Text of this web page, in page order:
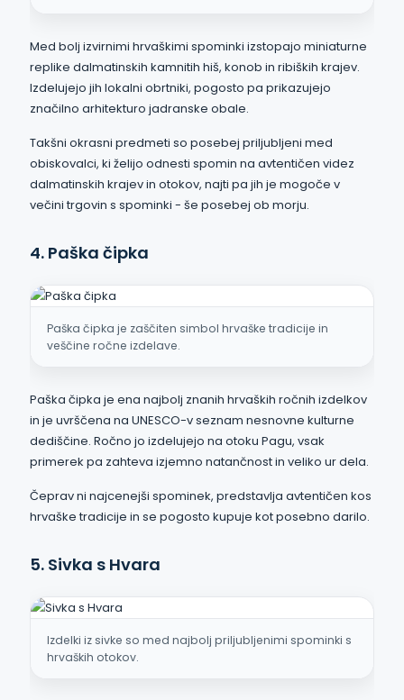
Med bolj izvirnimi hrvaškimi spominki izstopajo miniaturne
replike dalmatinskih kamnitih hiš, konob in ribiških krajev.
Izdelujejo jih lokalni obrtniki, pogosto pa prikazujejo
značilno arhitekturo jadranske obale.
Takšni okrasni predmeti so posebej priljubljeni med
obiskovalci, ki želijo odnesti spomin na avtentičen videz
dalmatinskih krajev in otokov, najti pa jih je mogoče v
večini trgovin s spominki - še posebej ob morju.
4. Paška čipka
Paška čipka je zaščiten simbol hrvaške tradicije in
veščine ročne izdelave.
Paška čipka je ena najbolj znanih hrvaških ročnih izdelkov
in je uvrščena na UNESCO-v seznam nesnovne kulturne
dediščine. Ročno jo izdelujejo na otoku Pagu, vsak
primerek pa zahteva izjemno natančnost in veliko ur dela.
Čeprav ni najcenejši spominek, predstavlja avtentičen kos
hrvaške tradicije in se pogosto kupuje kot posebno darilo.
5. Sivka s Hvara
Izdelki iz sivke so med najbolj priljubljenimi spominki s
hrvaških otokov.